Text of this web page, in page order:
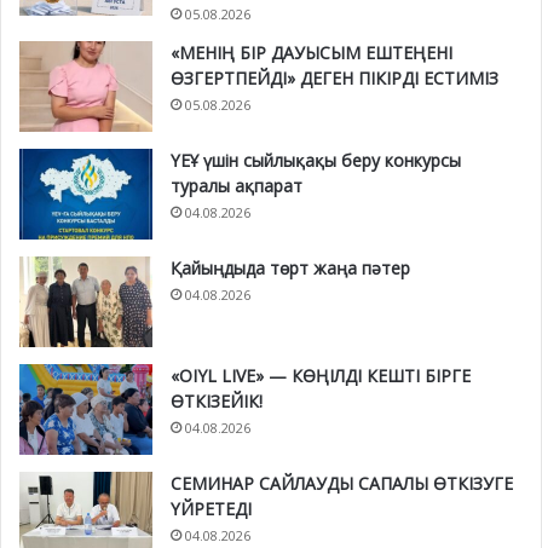
05.08.2026
«МЕНІҢ БІР ДАУЫСЫМ ЕШТЕҢЕНІ
ӨЗГЕРТПЕЙДІ» ДЕГЕН ПІКІРДІ ЕСТИМІЗ
05.08.2026
ҮЕҰ үшін сыйлықақы беру конкурсы
туралы ақпарат
04.08.2026
Қайыңдыда төрт жаңа пәтер
04.08.2026
«OIYL LIVE» — КӨҢІЛДІ КЕШТІ БІРГЕ
ӨТКІЗЕЙІК!
04.08.2026
СЕМИНАР САЙЛАУДЫ САПАЛЫ ӨТКІЗУГЕ
ҮЙРЕТЕДІ
04.08.2026